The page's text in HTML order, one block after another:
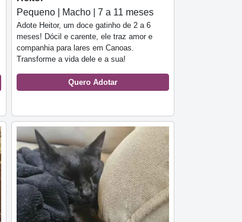
Pequeno | Macho | 7 a 11 meses
Adote Heitor, um doce gatinho de 2 a 6
meses! Dócil e carente, ele traz amor e
companhia para lares em Canoas.
Transforme a vida dele e a sua!
Quero Adotar